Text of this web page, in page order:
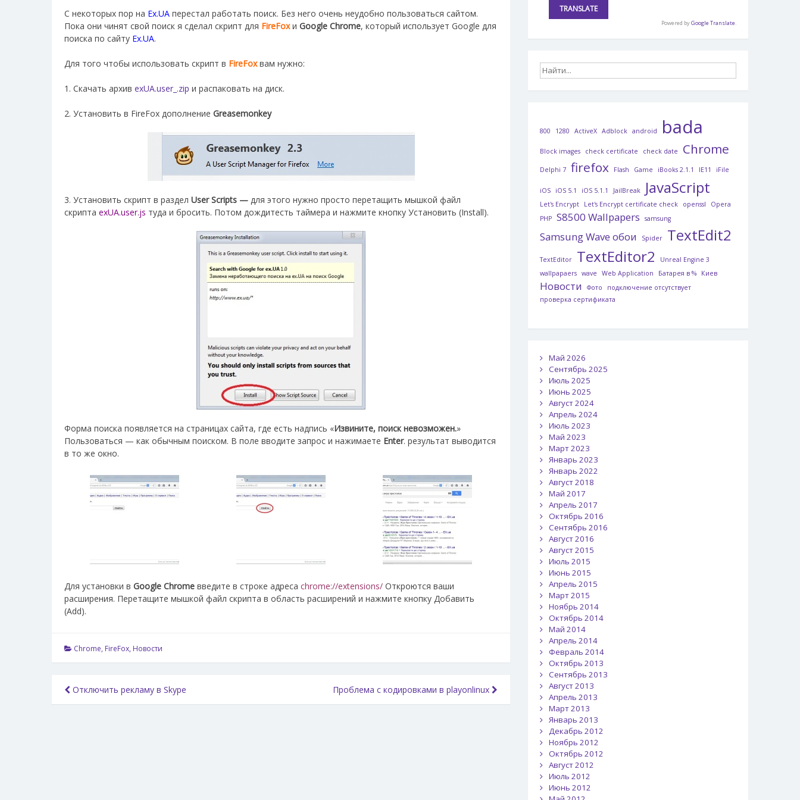
С некоторых пор на Ex.UA перестал работать поиск. Без него очень неудобно пользоваться сайтом.
Пока они чинят свой поиск я сделал скрипт для FireFoxи Google Chrome, который использует Google для
поиска по сайту Ex.UA.
Для того чтобы использовать скрипт в FireFoxвам нужно:
1. Скачать архив exUA.user_.zip и распаковать на диск.
2. Установить в FireFox дополнение Greasemonkey
3. Установить скрипт в раздел User Scripts — для этого нужно просто перетащить мышкой файл
скрипта exUA.user.js туда и бросить. Потом дождитесть таймера и нажмите кнопку Установить (Install).
Форма поиска появляется на страницах сайта, где есть надпись «Извините, поиск невозможен.»
Пользоваться — как обычным поиском. В поле вводите запрос и нажимаете Enter. результат выводится
в то же окно.
Для установки в Google Chrome введите в строке адреса chrome://extensions/ Откроются ваши
расширения. Перетащите мышкой файл скрипта в область расширений и нажмите кнопку Добавить
(Add).
Chrome, FireFox, Новости
Навигация
по
Отключить рекламу в Skype Проблема с кодировками в playonlinux
Powered byGoogle Translate.
800 1280 ActiveX Adblock android bada
Block images check certificate check date Chrome
Delphi 7 firefox Flash Game iBooks 2.1.1 IE11 iFile
iOS iOS 5.1 iOS 5.1.1 JailBreak JavaScript
Let's Encrypt Let's Encrypt certificate check openssl
Opera
PHP S8500 Wallpapers samsung
Samsung Wave обои Spider TextEdit2
TextEditor TextEditor2
Unreal Engine 3
wallpapaers wave Web Application Батарея в % Киев
Новости Фото
подключение отсутствует
проверка сертификата
Май 2026
Сентябрь 2025
Июль 2025
Июнь 2025
Август 2024
Апрель 2024
Июль 2023
Май 2023
Март 2023
Январь 2023
Январь 2022
Август 2018
Май 2017
Апрель 2017
Октябрь 2016
Сентябрь 2016
Август 2016
Август 2015
Июль 2015
Июнь 2015
Апрель 2015
Март 2015
Ноябрь 2014
Октябрь 2014
Май 2014
Апрель 2014
Февраль 2014
Октябрь 2013
Сентябрь 2013
Август 2013
Апрель 2013
Март 2013
Январь 2013
Декабрь 2012
Ноябрь 2012
Октябрь 2012
Август 2012
Июль 2012
Июнь 2012